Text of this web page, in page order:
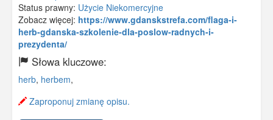
Status prawny: Użycie Niekomercyjne
Zobacz więcej: https://www.gdanskstrefa.com/flaga-i-
herb-gdanska-szkolenie-dla-poslow-radnych-i-
prezydenta/
Słowa kluczowe:
herb, herbem,
Zaproponuj zmianę opisu.